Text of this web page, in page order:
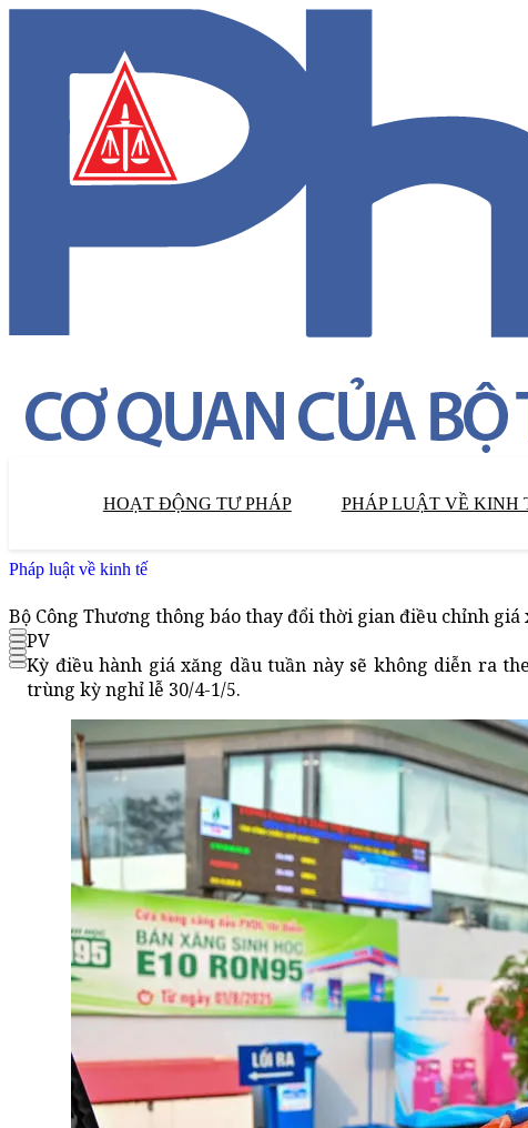
HOẠT ĐỘNG TƯ PHÁP PHÁP LUẬT VỀ KINH
Pháp luật về kinh tế
Bộ Công Thương thông báo thay đổi thời gian điều chỉnh giá
PV
Kỳ điều hành giá xăng dầu tuần này sẽ không diễn ra
trùng kỳ nghỉ lễ 30/4-1/5.